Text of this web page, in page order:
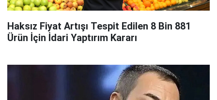
Haksız Fiyat Artışı Tespit Edilen 8 Bin 881
Ürün İçin İdari Yaptırım Kararı